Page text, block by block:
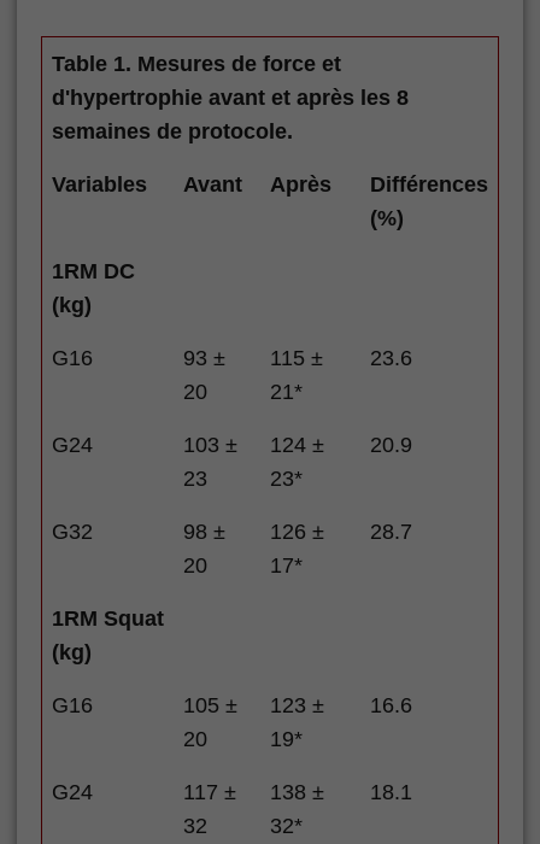
Table 1. Mesures de force et
d'hypertrophie avant et après les 8
semaines de protocole.
Variables Avant Après
Différences
(%)
1RM DC
(kg)
G16
93 ±
20
115 ±
21*
23.6
G24
103 ±
23
124 ±
23*
20.9
G32
98 ±
20
126 ±
17*
28.7
1RM Squat
(kg)
G16
105 ±
20
123 ±
19*
16.6
G24
117 ±
32
138 ±
32*
18.1